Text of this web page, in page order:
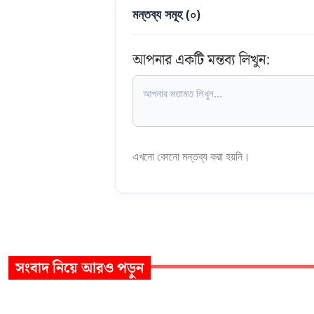
মন্তব্য সমূহ (০)
আপনার একটি মন্তব্য লিখুন:
এখনো কোনো মন্তব্য করা হয়নি।
সংবাদনিয়ে আরও পড়ুন